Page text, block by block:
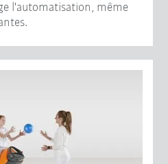
l'automatisation, même